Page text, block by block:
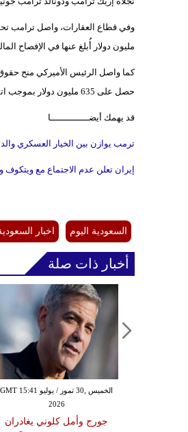
مليون دولار أُبلغ عنها في الإفصاح
كما واصل الرئيس الأميركي منح
حصل على 635 مليون دولار بموجب اتفاقية واحدة مع شركة سيليبريشن كوينز.
قد يهمك أيضــــــــــــــا
ترمب يوازن بين الخيار العسكري
إيران تعلن عدم الاجتماع مع
السعودية اليوم اخبار
أخبار ذات صلة
الخميس ,30 تموز / يوليو GMT 15:41
2026
جورج وأمل كلوني يغادران